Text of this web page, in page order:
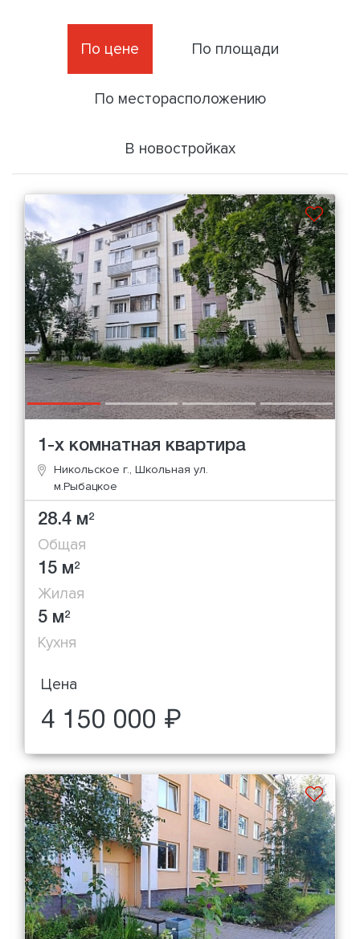
По цене По площади
По месторасположению
В новостройках
1-х комнатная квартира
Никольское г., Школьная ул.
м.Рыбацкое
28.4 м2
Общая
15 м2
Жилая
5 м2
Кухня
Цена
4 150 000 ₽